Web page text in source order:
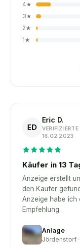
4★
3★
2★
1★
ED
Eric D.
16.02.2023
Käufer in 13
Anzeige erstellt
den Käufer
Anzeige habe ich
Empfehlung.
Anlage
Jördenstorf